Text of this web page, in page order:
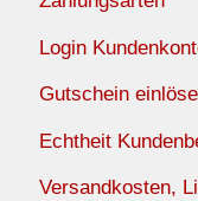
Login
Gutschein
Echtheit
Versandkosten,